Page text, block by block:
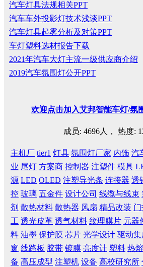
汽车灯具法规相关PPT
汽车车外投影灯技术浅谈PPT
汽车灯具起雾分析及对策PPT
车灯塑料选材报告下载
2021年汽车大灯主流一级供应商介绍
2019汽车氛围灯公开PPT
欢迎点击加入艾邦智能车灯/氛
成员: 4696人， 热度:
主机厂 tier1 灯具 氛围灯厂家 内饰 汽
业 尾灯 方案商 控制器 注塑件 模具
源 LED OLED 注塑导光条 连接器 透
控 玻璃 五金件 设计公司 线缆与线束
剂 散热材料 散热器 风扇 精品改装 门
工 透光皮革 透气材料 纹理膜片 元器
料 油墨 保护膜 芯片 光学设计 驱动集
窗 线路板 胶带 镀膜 亮度计 塑料 热
备 高压成型 注塑机 设备 高校研究所